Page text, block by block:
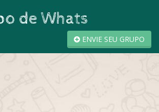
ENVIE SEU GRUPO